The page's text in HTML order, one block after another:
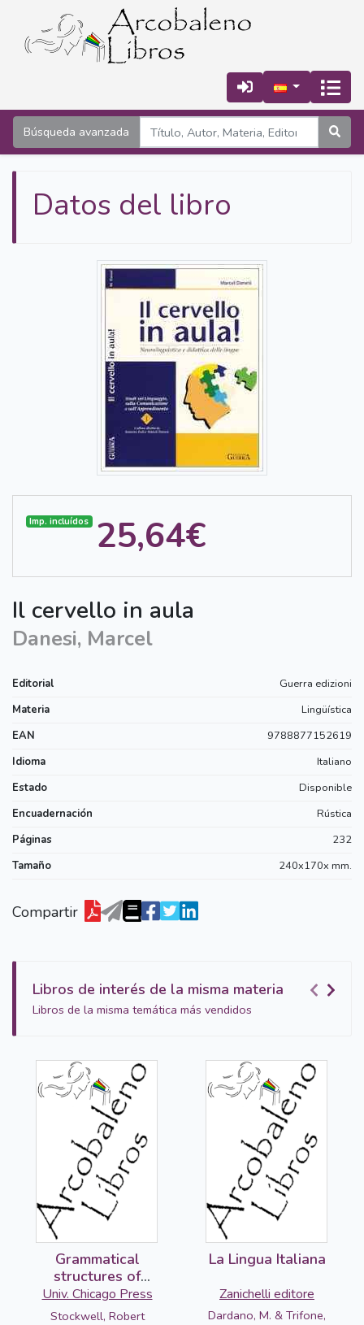
Búsqueda avanzada
Datos del libro
Il cervello in aula
Danesi, Marcel
Editorial
Guerra edizioni
Materia
Lingüística
EAN
9788877152619
Idioma
Italiano
Estado
Disponible
Encuadernación
Rústica
Páginas
232
Tamaño
240x170x mm.
Compartir
Imp. incluídos 25,64€
Libros de interés de la misma materia
Libros de la misma temática más vendidos
Grammatical
structures of
English and
Spanish
Univ. Chicago Press
Stockwell, Robert
La Lingua Italiana
Zanichelli editore
Dardano, M. & Trifone,